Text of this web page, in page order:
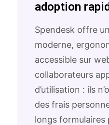
adoption
Spendesk offre
moderne,
accessible sur
collaborateurs
d’utilisation : ils
des frais
longs formulaires